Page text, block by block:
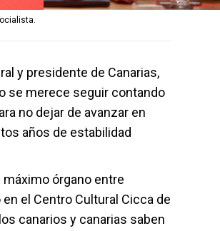
y presidente de Canarias,
se merece seguir contando
no dejar de avanzar en
años de estabilidad
órgano entre
el Centro Cultural Cicca de
canarios y canarias saben